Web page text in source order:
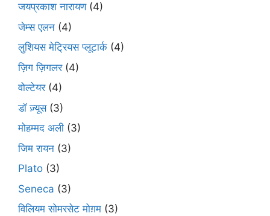
जयप्रकाश नारायण(4)
जेम्स एलन (4)
लुशियस मेट्रियस प्लूटार्क (4)
ज़िग ज़िगलर(4)
वोल्टेयर(4)
डॉ ज़्यूस(3)
मोहम्मद अली (3)
जिम रायन (3)
Plato (3)
Seneca (3)
विलियम सोमरसेट मोग़म (3)